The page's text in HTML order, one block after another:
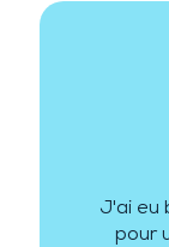
J'ai eu
pour